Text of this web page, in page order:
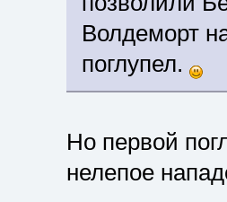
Волдеморт
поглупел.
Но первой
нелепое